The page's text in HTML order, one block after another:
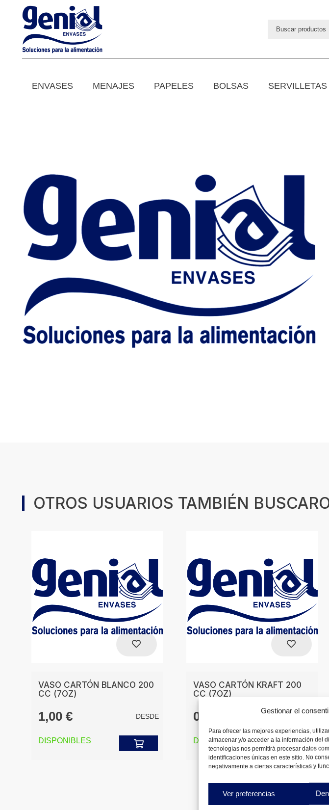
Gestionar el
Para ofrecer las mejores experiencias,
almacenar y/o acceder a la información del
tecnologías nos permitirá procesar datos
identificaciones únicas en este sitio. No
negativamente a ciertas características y
Ver preferencias
ENVASES MENAJES PAPELES BOLSAS
OTROS USUARIOS TAMBIÉN
VASO CARTÓN BLANCO 200
CC (7OZ)
1,00€ DESDE
DISPONIBLES
VASO CARTÓN KRAFT 200
CC (7OZ)
0,93
DISPONIBLES